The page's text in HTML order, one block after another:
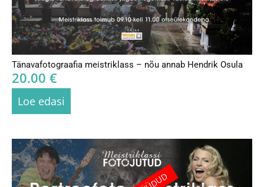
Tänavafotograafia meistriklass – nõu annab Hendrik Osula
20.00 €
Loe edasi